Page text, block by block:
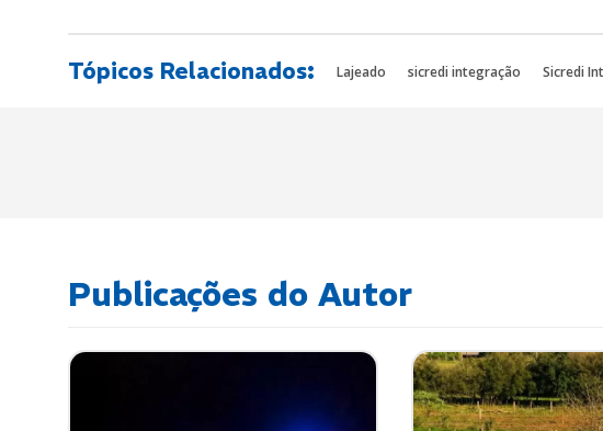
Tópicos Relacionados: Lajeado sicredi integração Sicredi
Publicações do Autor